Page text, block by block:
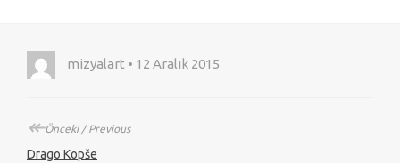
mizyalart • 12 Aralık 2015
↞Önceki / Previous
Drago Kopše